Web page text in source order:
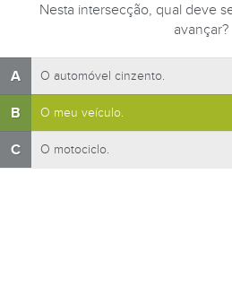
Nesta intersecção, qual deve
avançar?
A O automóvel cinzento.
B O meu veículo.
C O motociclo.